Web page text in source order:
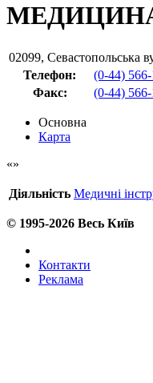
02099, Севастопольська
Телефон:
(0-44)
Факс: (0-44)
Основна
Карта
Діяльність Медичні
© 1995-2026 Весь Київ
Контакти
Реклама